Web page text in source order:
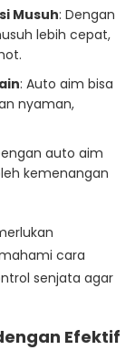
Musuh: Dengan
lebih cepat,
: Auto aim bisa
nyaman,
auto aim
kemenangan
cara
senjata agar
Efektif